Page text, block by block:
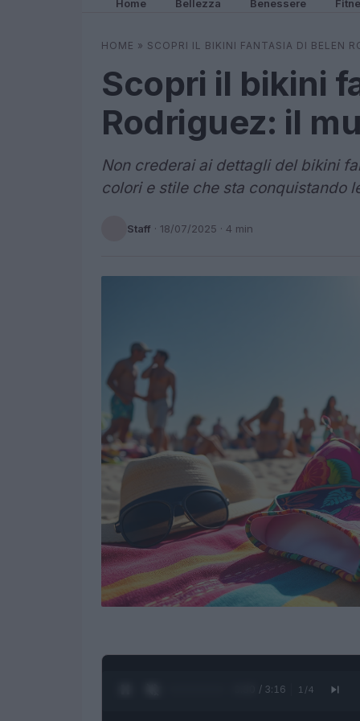
Home Bellezza Benessere
HOME » SCOPRI IL BIKINI FANTASIA DI BELEN
Scopri il bikini
Rodriguez: il
Non crederai ai dettagli del bikini
colori e stile che sta conquistando
Staff · 18/07/2025 · 4 min
0:31 / 3:16 1 /4